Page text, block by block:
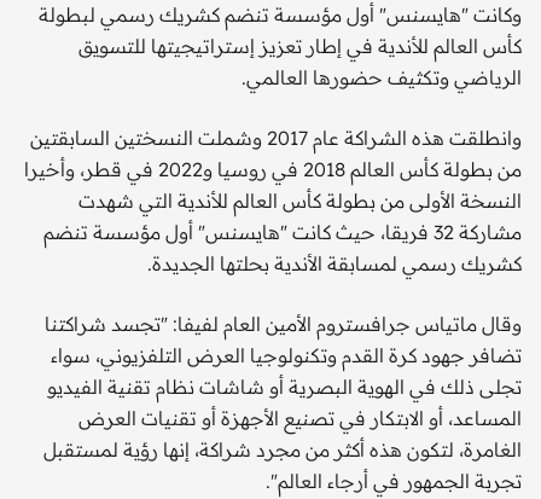
وكانت "هايسنس" أول مؤسسة تنضم كشريك رسمي لبطولة
كأس العالم للأندية في إطار تعزيز إستراتيجيتها للتسويق
الرياضي وتكثيف حضورها العالمي.
وانطلقت هذه الشراكة عام 2017 وشملت النسختين السابقتين
من بطولة كأس العالم 2018 في روسيا و2022 في قطر، وأخيرا
النسخة الأولى من بطولة كأس العالم للأندية التي شهدت
مشاركة 32 فريقا، حيث كانت "هايسنس" أول مؤسسة تنضم
كشريك رسمي لمسابقة الأندية بحلتها الجديدة.
وقال ماتياس جرافستروم الأمين العام لفيفا: "تجسد شراكتنا
تضافر جهود كرة القدم وتكنولوجيا العرض التلفزيوني، سواء
تجلى ذلك في الهوية البصرية أو شاشات نظام تقنية الفيديو
المساعد، أو الابتكار في تصنيع الأجهزة أو تقنيات العرض
الغامرة، لتكون هذه أكثر من مجرد شراكة، إنها رؤية لمستقبل
تجربة الجمهور في أرجاء العالم".